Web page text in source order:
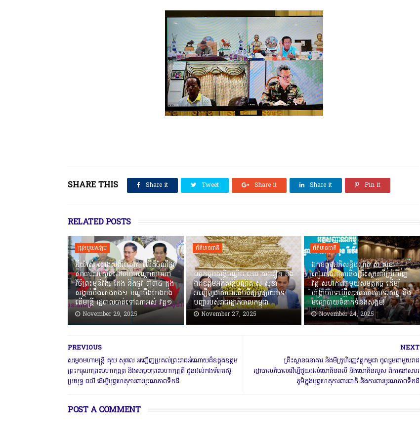
SHARE THIS Share it Tweet Share it Share it Pin it
RELATED POSTS
ជ្រុងមួយសង្គម
អីយ៉ាស់ សាងសង់រំលោភ លើដីចំណីផ្លូវ
សាធារណៈស្ថិតនៅតាមបណ្ដោយមហា
វិថីព្រះមុនីវង្ស កែង និងផ្លូវ ៣៣៤ ក្នុង
សង្កាត់បឹងកេងកង១ ខណ្ឌបឹងកេងកង
តើមន្ត្រី រដ្ឋបាលបាត់ទៅណាអស់ វគ្គ១
November 29, 2025
ព័ត៌មានជាតិ
ឯកឧត្តមសន្តិបណ្ឌិត នេត សាវឿន និង
ឯកឧត្តមអភិសន្តិបណ្ឌិត ស សុខា
អញ្ជើញជាសហអធិបតីផ្សព្វផ្សាយបទ
បញ្ជារបស់រាជរដ្ឋាភិបាលកម្ពុជា
November 27, 2025
ព័ត៌មានជាតិ
ឯកឧត្តមអភិសន្តិបណ្ឌិត ស សុខា
កៀរគរធនាគារនិងគ្រឹះស្ថានមីក្រូហិរញ្ញ
វត្ថុ សហការជាមួយសមត្ថកិច្ច ដើម្បី
បង្ក្រាបបទល្មើសឆបោកតាមទូរសព្ទ និង
មធ្យោបាយទំនាក់ទំនងសង្គម!
November 24, 2025
NEXT
គ្រឹះស្ថានធនាគារ និងមីក្រូហិរញ្ញវត្ថុកម្ពុជា ចូលរួមជាមួយរាជ
រដ្ឋាបាលភិបាលដើម្បីជួយដល់យោធិនពលី និងយោធិនរបួស ពិការនៅសមរ
ភូមិក្នុងបុព្វហេតុការពារជាតិ និងការពារបូរណភាពទឹកដី
PREVIOUS
សម្តេចមហាមន្ត្រី គុយ សុផល អញ្ជើញប្រគល់ព្រះរាជអំណោយដ៏ឧត្តុងឧត្តម
ព្រះករុណាព្រះមហាក្សត្រ និងសម្តេចព្រះមហាក្សត្រី ជូនដល់កងទ័ពតស៊ូ
ប្រយុទ្ធ ពលី ដើម្បីបុព្វហេតុការពារបូរណភាពទឹកដី
POST A COMMENT